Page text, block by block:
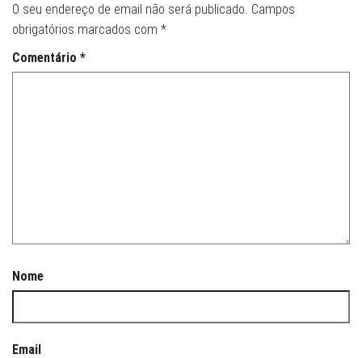
O seu endereço de email não será publicado. Campos
obrigatórios marcados com *
Comentário *
Nome
Email